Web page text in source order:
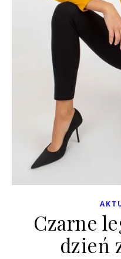
Czarne
dzień